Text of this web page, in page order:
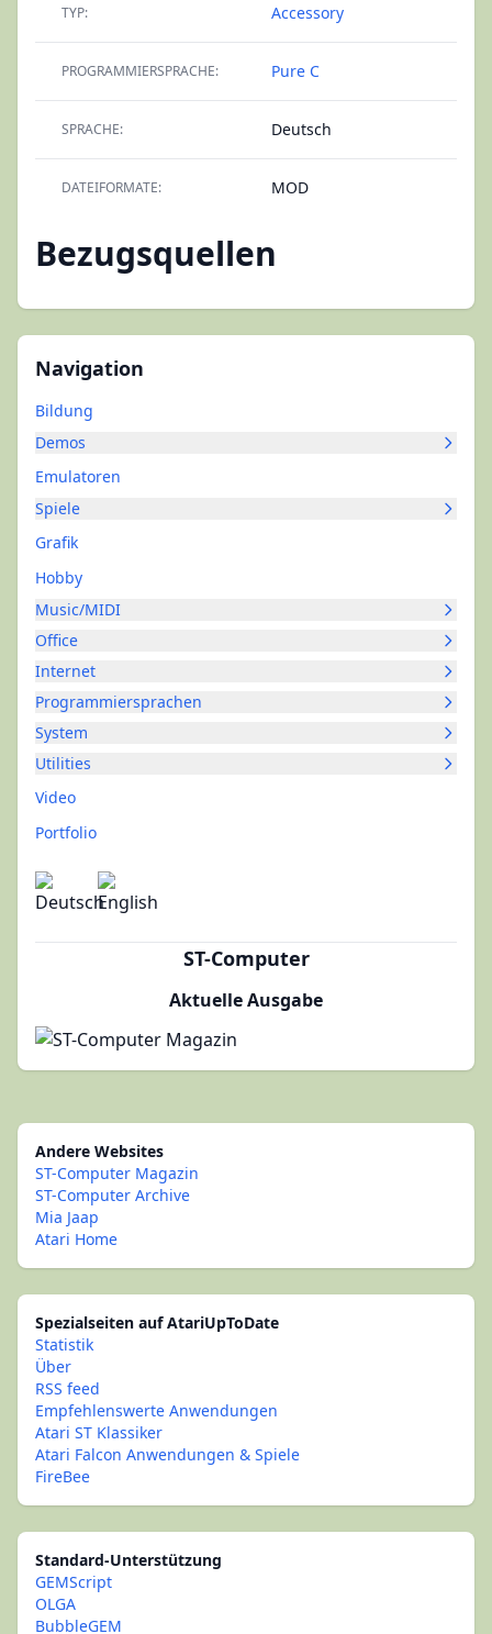
Navigation
Bildung
Demos
Emulatoren
Spiele
Grafik
Hobby
Music/MIDI
Office
Internet
Programmiersprachen
System
Utilities
Video
Portfolio
ST-Computer
Aktuelle Ausgabe
TYP: Accessory
PROGRAMMIERSPRACHE: Pure C
SPRACHE: Deutsch
DATEIFORMATE: MOD
Bezugsquellen
Andere Websites
ST-Computer Magazin
ST-Computer Archive
Mia Jaap
Atari Home
Spezialseiten auf AtariUpToDate
Statistik
Über
RSS feed
Empfehlenswerte Anwendungen
Atari ST Klassiker
Atari Falcon Anwendungen & Spiele
FireBee
Standard-Unterstützung
GEMScript
OLGA
BubbleGEM